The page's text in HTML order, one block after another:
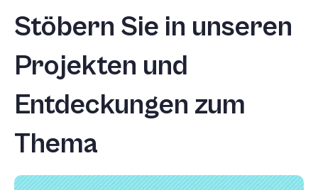
Stöbern Sie in unseren
Projekten und
Entdeckungen zum
Thema